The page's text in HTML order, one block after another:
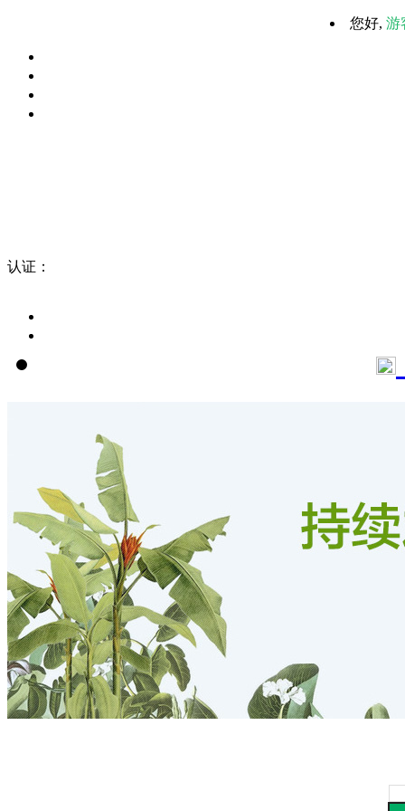
您好, 游
认证：